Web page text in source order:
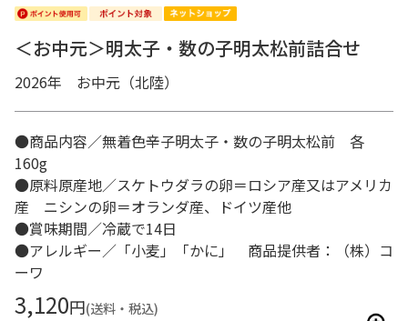
＜お中元＞明太子・数の子明太松前詰合せ
2026年 お中元（北陸）
●商品内容／無着色辛子明太子・数の子明太松前 各
160g
●原料原産地／スケトウダラの卵＝ロシア産又はアメリカ
産 ニシンの卵＝オランダ産、ドイツ産他
●賞味期間／冷蔵で14日
●アレルギー／「小麦」「かに」 商品提供者：（株）コ
ーワ
3,120円(送料・税込)